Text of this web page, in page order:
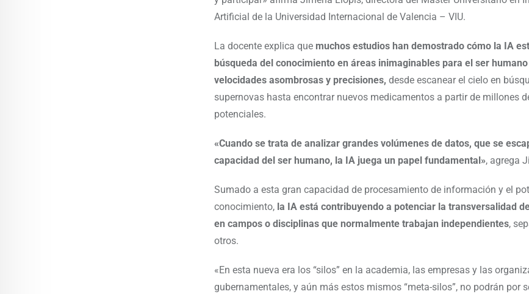
Artificial de la Universidad Internacional de Valencia – VIU.
La docente explica que muchos estudios han demostrado cómo la IA
búsqueda del conocimiento en áreas inimaginables para el ser
velocidades asombrosas y precisiones, desde escanear el cielo en
supernovas hasta encontrar nuevos medicamentos a partir de millones
potenciales.
«Cuando se trata de analizar grandes volúmenes de datos, que se
capacidad del ser humano, la IA juega un papel fundamental», agrega
Sumado a esta gran capacidad de procesamiento de información y el
conocimiento, la IA está contribuyendo a potenciar la transversalidad
en campos o disciplinas que normalmente trabajan independientes,
otros.
«En esta nueva era los “silos” en la academia, las empresas y las
gubernamentales, y aún más estos mismos “meta-silos”, no podrán por